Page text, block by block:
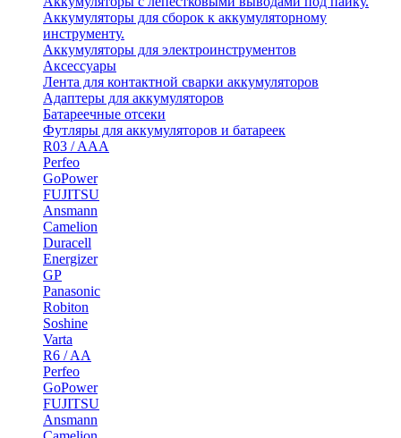
Аккумуляторы для сборок к аккумуляторному
инструменту.
Аккумуляторы для электроинструментов
Аксессуары
Лента для контактной сварки аккумуляторов
Адаптеры для аккумуляторов
Батареечные отсеки
Футляры для аккумуляторов и батареек
R03 / AAA
Perfeo
GoPower
FUJITSU
Ansmann
Camelion
Duracell
Energizer
GP
Panasonic
Robiton
Soshine
Varta
R6 / AA
Perfeo
GoPower
FUJITSU
Ansmann